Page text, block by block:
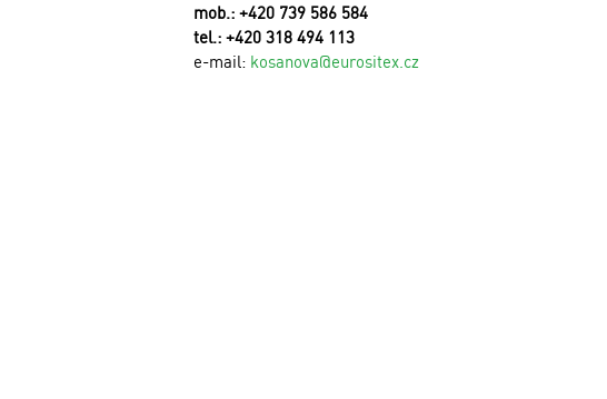
mob.: +420 739 586 584
tel.: +420 318 494 113
e-mail: kosanova@eurositex.cz